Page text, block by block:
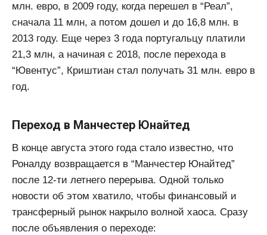
млн. евро, в 2009 году, когда перешел в “Реал”,
сначала 11 млн, а потом дошел и до 16,8 млн. в
2013 году. Еще через 3 года португальцу платили
21,3 млн, а начиная с 2018, после перехода в
“Ювентус”, Криштиан стал получать 31 млн. евро в
год.
Переход в Манчестер Юнайтед
В конце августа этого года стало известно, что
Роналду возвращается в “Манчестер Юнайтед”
после 12-ти летнего перерыва. Одной только
новости об этом хватило, чтобы финансовый и
трансферный рынок накрыло волной хаоса. Сразу
после объявления о переходе: